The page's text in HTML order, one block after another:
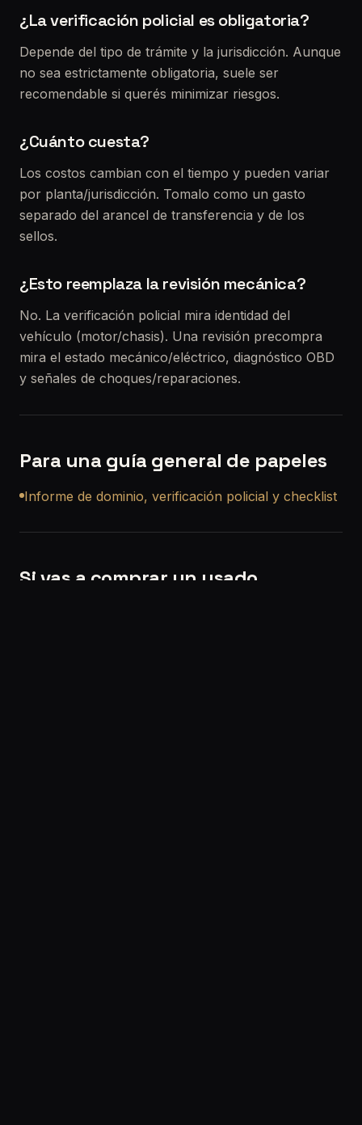
¿La verificación policial es obligatoria?
Depende del tipo de trámite y la jurisdicción. Aunque
no sea estrictamente obligatoria, suele ser
recomendable si querés minimizar riesgos.
¿Cuánto cuesta?
Los costos cambian con el tiempo y pueden variar
por planta/jurisdicción. Tomalo como un gasto
separado del arancel de transferencia y de los
sellos.
¿Esto reemplaza la revisión mecánica?
No. La verificación policial mira identidad del
vehículo (motor/chasis). Una revisión precompra
mira el estado mecánico/eléctrico, diagnóstico OBD
y señales de choques/reparaciones.
Para una guía general de papeles
Informe de dominio, verificación policial y checklist
Si vas a comprar un usado